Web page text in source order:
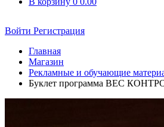
Войти Регистрация
Главная
Магазин
Рекламные и обучающие
Буклет программа ВЕС